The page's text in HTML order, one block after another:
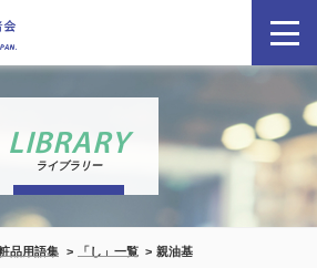
LIBRARY
ライブラリー
品用語集 「し」一覧 親油基